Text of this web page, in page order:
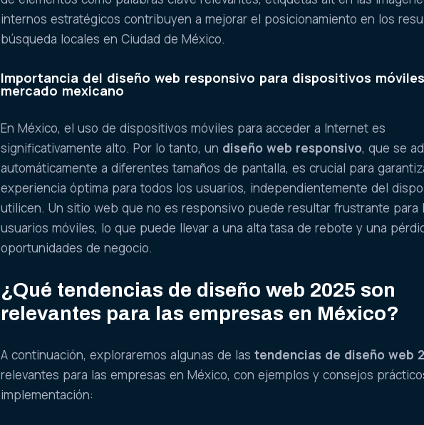
internos estratégicos contribuyen a mejorar el posicionamiento en los
búsqueda locales en Ciudad de México.
Importancia del diseño web responsivo para dispositivos
mercado mexicano
En México, el uso de dispositivos móviles para acceder a Internet es
significativamente alto. Por lo tanto, un diseño web responsivo, que se
automáticamente a diferentes tamaños de pantalla, es crucial para
experiencia óptima para todos los usuarios, independientemente del
utilicen. Un sitio web que no es responsivo puede resultar frustrante para
usuarios móviles, lo que puede llevar a una alta tasa de rebote y una
oportunidades de negocio.
¿Qué tendencias de diseño web 2025 son
relevantes para las empresas en México?
A continuación, exploraremos algunas de lastendencias de diseño web
relevantes para las empresas en México, con ejemplos y consejos
implementación: